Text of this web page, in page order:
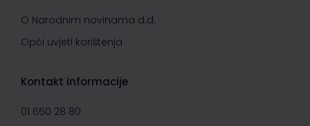
O Narodnim novinama d.d.
Opći uvjeti korištenja
Kontakt informacije
01 650 28 80